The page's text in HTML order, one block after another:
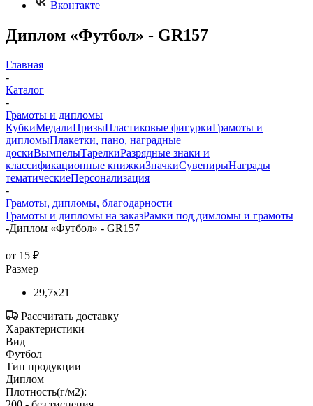
Вконтакте
Диплом «Футбол» - GR157
Главная
-
Каталог
-
Грамоты и дипломы
КубкиМедалиПризыПластиковые фигуркиГрамоты и
дипломыПлакетки, пано, наградные
доскиВымпелыТарелкиРазрядные знаки и
классификационные книжкиЗначкиСувенирыНаграды
тематическиеПерсонализация
-
Грамоты, дипломы, благодарности
Грамоты и дипломы на заказРамки под димломы и грамоты
-Диплом «Футбол» - GR157
от 15 ₽
Размер
29,7x21
Рассчитать доставку
Характеристики
Вид
Футбол
Тип продукции
Диплом
Плотность(г/м2):